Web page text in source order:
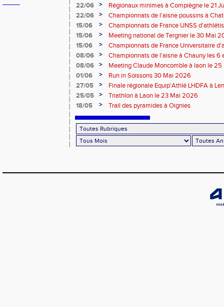
22/06
>
Régionaux minimes à Compiègne le 21
22/06
>
Championnats de l'aisne poussins à
2026
15/06 >
Championnats de France UNSS
15/06
>
Meeting national de Tergnier le 30 Mai
15/06
>
Championnats de France Universitaire
Mai 2026
08/06 >
Championnats de l'aisne à Chauny les 6
08/06
>
Meeting Claude Moncomble à laon le
01/06
>
Run in Soissons 30 Mai 2026
27/05
>
Finale régionale Equip'Athlé LHDFA à
25/05
>
Triathlon à Laon le 23 Mai 2026
18/05
> Trail des pyramides à Oignies